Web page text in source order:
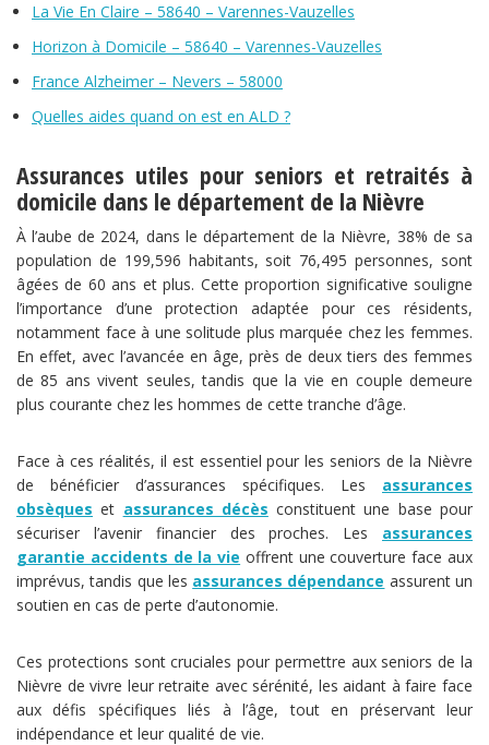
La Vie En Claire – 58640 – Varennes-Vauzelles
Horizon à Domicile – 58640 – Varennes-Vauzelles
France Alzheimer – Nevers – 58000
Quelles aides quand on est en ALD ?
Assurances utiles pour seniors et retraités à
domicile dans le département de la Nièvre
À l’aube de 2024, dans le département de la Nièvre, 38% de sa
population de 199,596 habitants, soit 76,495 personnes, sont
âgées de 60 ans et plus. Cette proportion significative souligne
l’importance d’une protection adaptée pour ces résidents,
notamment face à une solitude plus marquée chez les femmes.
En effet, avec l’avancée en âge, près de deux tiers des femmes
de 85 ans vivent seules, tandis que la vie en couple demeure
plus courante chez les hommes de cette tranche d’âge.
Face à ces réalités, il est essentiel pour les seniors de la Nièvre
de bénéficier d’assurances spécifiques. Les assurances
obsèques et assurances décès constituent une base pour
sécuriser l’avenir financier des proches. Les assurances
garantie accidents de la vie offrent une couverture face aux
imprévus, tandis que les assurances dépendance assurent un
soutien en cas de perte d’autonomie.
Ces protections sont cruciales pour permettre aux seniors de la
Nièvre de vivre leur retraite avec sérénité, les aidant à faire face
aux défis spécifiques liés à l’âge, tout en préservant leur
indépendance et leur qualité de vie.